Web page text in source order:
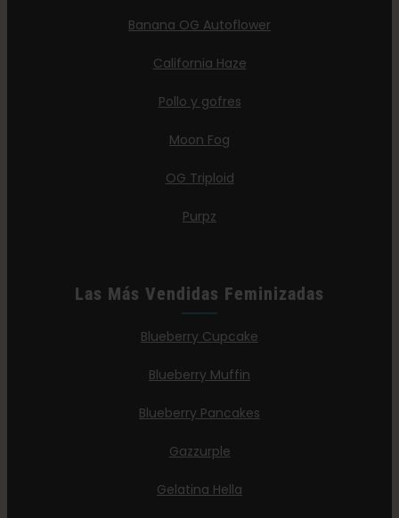
Banana OG Autoflower
California Haze
Pollo y gofres
Moon Fog
OG Triploid
Purpz
Las Más Vendidas Feminizadas
Blueberry Cupcake
Blueberry Muffin
Blueberry Pancakes
Gazzurple
Gelatina Hella